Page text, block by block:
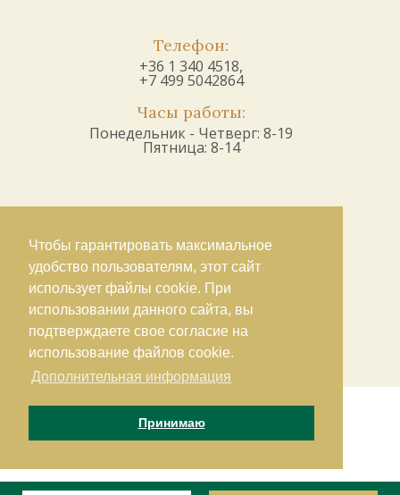
Чтобы гарантировать максимальное
удобство пользователям, этот сайт
использует файлы cookie. При
использовании данного сайта, вы
подтверждаете свое согласие на
использование файлов cookie.
Дополнительная информация
Принимаю
Телефон:
+36 1 340 4518,
+7 499 5042864
Часы работы:
Понедельник - Четверг: 8-19
Пятница: 8-14
Copyright 2019 VitalCenter Dent Kft. •